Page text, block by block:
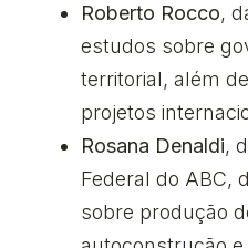
Roberto Rocco,
estudos sobre
territorial, além
projetos
Rosana Denaldi,
Federal do ABC,
sobre produção